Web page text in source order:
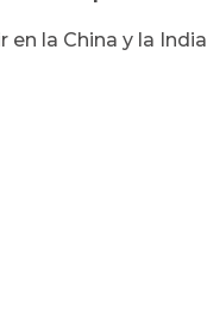
en la China y la India